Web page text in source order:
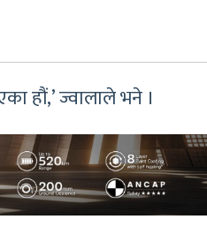
हौं,’ ज्वालाले भने ।